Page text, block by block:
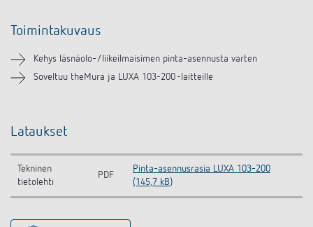
Samanlaisia tuotteita
Toimintakuvaus
Kehys läsnäolo-/liikeilmaisimen pinta-asennusta varten
Soveltuu theMura ja LUXA 103-200 -laitteille
Lataukset
Tekninen
tietolehti
PDF
Pinta-asennusrasia LUXA 103-200
(145,7 kB)